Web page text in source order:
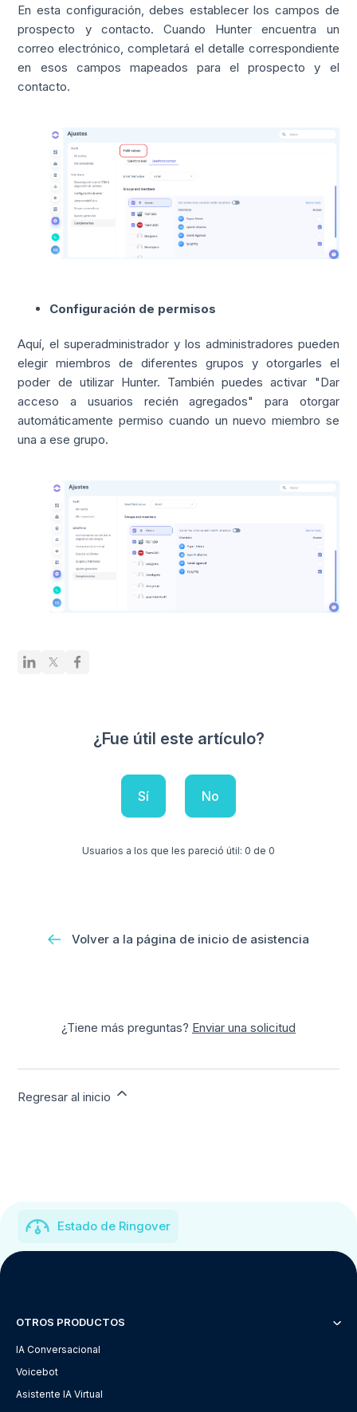
En esta configuración, debes establecer los campos de
prospecto y contacto. Cuando Hunter encuentra un
correo electrónico, completará el detalle correspondiente
en esos campos mapeados para elprospecto y el
contacto.
Configuración de permisos
Aquí, el superadministrador y los administradores pueden
elegir miembros de diferentes grupos y otorgarles el
poder de utilizar Hunter. También puedes activar "Dar
acceso a usuarios recién agregados" para otorgar
automáticamente permiso cuando un nuevo miembro se
una a ese grupo.
¿Fue útil este artículo?
Sí No
Usuarios a los que les pareció útil: 0 de 0
Volver a la página de inicio de asistencia
¿Tiene más preguntas? Enviar una solicitud
Regresar al inicio
Estado de Ringover
OTROS PRODUCTOS
IA Conversacional
Voicebot
Asistente IA Virtual